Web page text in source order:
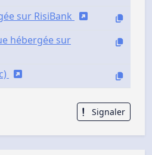
sur RisiBank
hébergée sur
Signaler